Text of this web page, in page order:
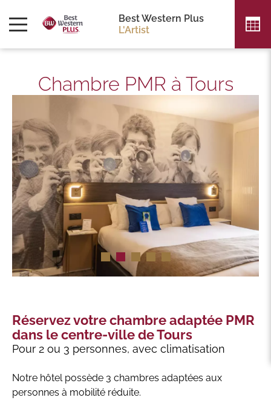
Best Western Plus
L'Artist
Chambre PMR à Tours
Réservez votre chambre adaptée PMR
dans le centre-ville de Tours
Pour 2 ou 3 personnes, avec climatisation
Notre hôtel possède 3 chambres adaptées aux
personnes à mobilité réduite.